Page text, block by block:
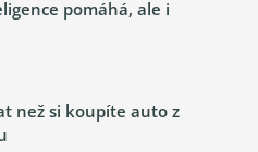
pomáhá, ale i
než si koupíte auto z